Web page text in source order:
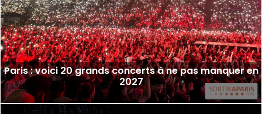
Paris : voici 20 grands concerts à ne pas manquer en
2027